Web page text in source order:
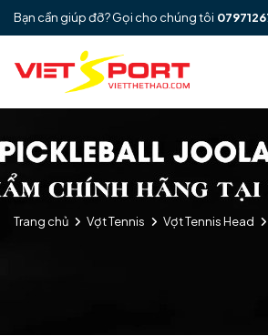
Bạn cần giúp đỡ? Gọi cho chúng tôi
Trang chủ Vợt Tennis Vợt Tennis Head